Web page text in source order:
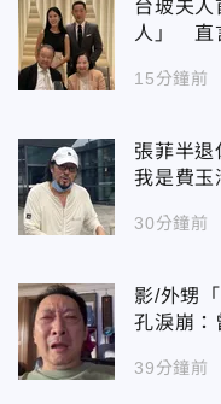
台玻夫人
人」 直
15分鐘前
張菲半退
我是費玉
30分鐘前
影/外甥
孔淚崩：
39分鐘前